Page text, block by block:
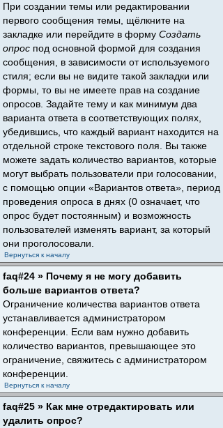
При создании темы или редактировании
первого сообщения темы, щёлкните на
закладке или перейдите в форму Создать
опрос под основной формой для создания
сообщения, в зависимости от используемого
стиля; если вы не видите такой закладки или
формы, то вы не имеете прав на создание
опросов. Задайте тему и как минимум два
варианта ответа в соответствующих полях,
убедившись, что каждый вариант находится на
отдельной строке текстового поля. Вы также
можете задать количество вариантов, которые
могут выбрать пользователи при голосовании,
с помощью опции «Вариантов ответа», период
проведения опроса в днях (0 означает, что
опрос будет постоянным) и возможность
пользователей изменять вариант, за который
они проголосовали.
Вернуться к началу
faq#24 » Почему я не могу добавить
больше вариантов ответа?
Ограничение количества вариантов ответа
устанавливается администратором
конференции. Если вам нужно добавить
количество вариантов, превышающее это
ограничение, свяжитесь с администратором
конференции.
Вернуться к началу
faq#25 » Как мне отредактировать или
удалить опрос?